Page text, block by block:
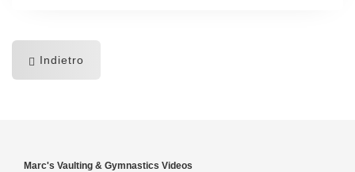
Indietro
Marc's Vaulting & Gymnastics Videos